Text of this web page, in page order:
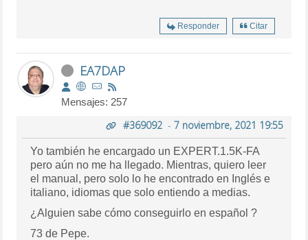
Responder Citar
EA7DAP
Mensajes: 257
#369092- 7 noviembre, 2021 19:55
Yo también he encargado un EXPERT.1.5K-FA
pero aún no me ha llegado. Mientras, quiero leer
el manual, pero solo lo he encontrado en Inglés e
italiano, idiomas que solo entiendo a medias.
¿Alguien sabe cómo conseguirlo en español ?
73 de Pepe.